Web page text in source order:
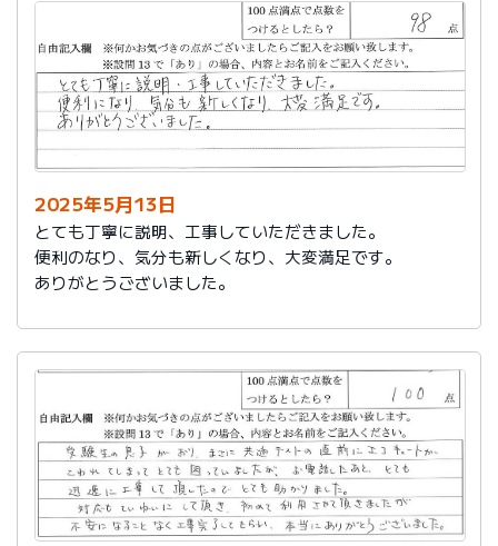
2025年5月13日
とても丁寧に説明、工事していただきました。
便利のなり、気分も新しくなり、大変満足です。
ありがとうございました。